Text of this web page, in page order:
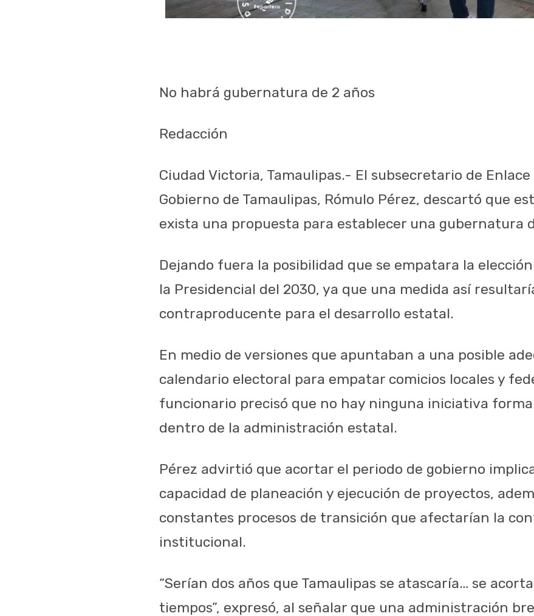
No habrá gubernatura de 2 años
Redacción
Ciudad Victoria, Tamaulipas.- El subsecretario de
Gobierno de Tamaulipas, Rómulo Pérez, descartó que
exista una propuesta para establecer una gubernatura
Dejando fuera la posibilidad que se empatara la
la Presidencial del 2030, ya que una medida así
contraproducente para el desarrollo estatal.
En medio de versiones que apuntaban a una posible
calendario electoral para empatar comicios locales y
funcionario precisó que no hay ninguna iniciativa
dentro de la administración estatal.
Pérez advirtió que acortar el periodo de gobierno
capacidad de planeación y ejecución de proyectos,
constantes procesos de transición que afectarían la
institucional.
“Serían dos años que Tamaulipas se atascaría… se
tiempos”, expresó, al señalar que una administración